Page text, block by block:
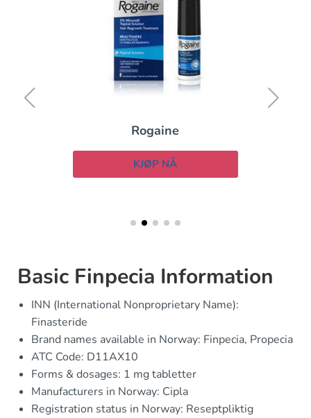
Rogaine
KJØP NÅ
Basic Finpecia Information
INN (International Nonproprietary Name):
Finasteride
Brand names available in Norway: Finpecia, Propecia
ATC Code: D11AX10
Forms & dosages: 1 mg tabletter
Manufacturers in Norway: Cipla
Registration status in Norway: Reseptpliktig